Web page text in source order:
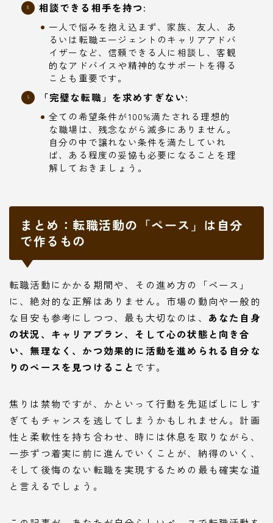
相談できる相手を持つ:
一人で悩みを抱え込まず、家族、友人、あ
るいは転職エージェントのキャリアアドバ
イザーなど、信頼できる人に相談し、客観
的なアドバイスや精神的なサポートを得る
ことも重要です。
「完璧な転職」を求めすぎない:
全ての希望条件が100%満たされる理想的
な職場は、残念ながら滅多にありません。
自分の中で譲れない条件を満たしていれ
ば、ある程度の妥協も必要になることを理
解しておきましょう。
まとめ：転職活動の「ペース」は自分
で作るもの
転職活動にかかる期間や、その進め方の「ペース」
に、絶対的な正解はありません。市場の動向や一般的
な目安も参考にしつつ、最も大切なのは、 あなた自身
の状況、キャリアプラン、そして心の状態と向き合
い、無理なく、かつ効果的に活動を進められる自分な
りのペースを見つけること です。
焦りは禁物ですが、かといって行動を先延ばしにしす
ぎてもチャンスを逃してしまうかもしれません。計画
性と柔軟性を持ち合わせ、時には休息を取りながら、
一歩ずつ着実に前に進んでいくことが、納得のいく、
そして後悔のない転職を実現するための最も確実な道
と言えるでしょう。